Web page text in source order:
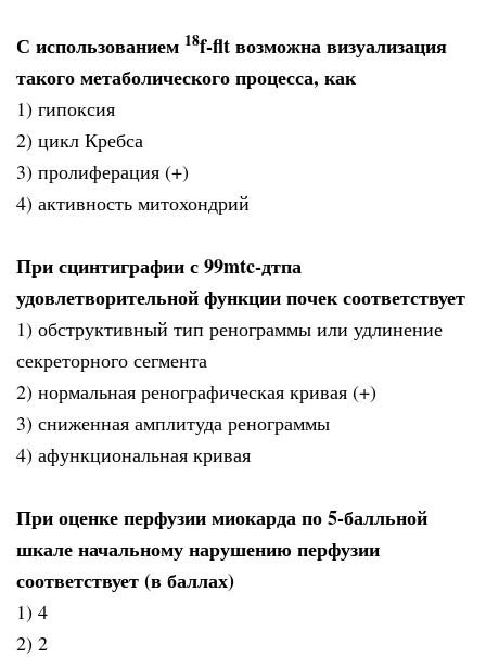
С использованием 18f-flt возможна визуализация
такого метаболического процесса, как
1) гипоксия
2) цикл Кребса
3) пролиферация (+)
4) активность митохондрий
При сцинтиграфии с 99mtc-дтпа
удовлетворительной функции почек соответствует
1) обструктивный тип ренограммы или удлинение
секреторного сегмента
2) нормальная ренографическая кривая (+)
3) сниженная амплитуда ренограммы
4) афункциональная кривая
При оценке перфузии миокарда по 5-балльной
шкале начальному нарушению перфузии
соответствует (в баллах)
1) 4
2) 2